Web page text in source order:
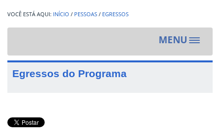
INÍCIO / PESSOAS / EGRESSOS
MENU
Toggle
Egressos do Programa